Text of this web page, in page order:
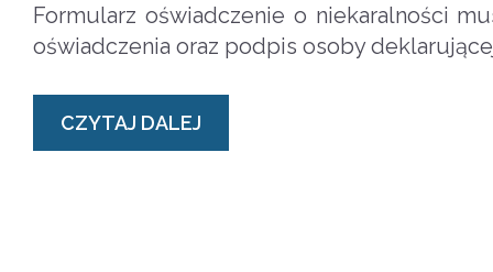
Formularz oświadczenie o niekaralności
oświadczenia oraz podpis osoby
CZYTAJ DALEJ